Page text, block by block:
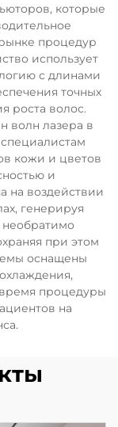
которые
процедур
использует
с длинами
точных
роста волос.
волн лазера в
кожи и цветов
и
на воздействии
генерируя
необратимо
при этом
оснащены
процедуры
на